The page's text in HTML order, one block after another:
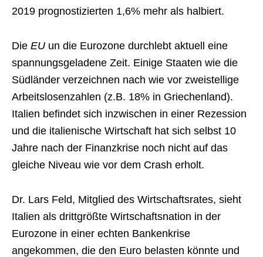
2019 prognostizierten 1,6% mehr als halbiert.
Die EU un die Eurozone durchlebt aktuell eine
spannungsgeladene Zeit. Einige Staaten wie die
Südländer verzeichnen nach wie vor zweistellige
Arbeitslosenzahlen (z.B. 18% in Griechenland).
Italien befindet sich inzwischen in einer Rezession
und die italienische Wirtschaft hat sich selbst 10
Jahre nach der Finanzkrise noch nicht auf das
gleiche Niveau wie vor dem Crash erholt.
Dr. Lars Feld, Mitglied des Wirtschaftsrates, sieht
Italien als drittgrößte Wirtschaftsnation in der
Eurozone in einer echten Bankenkrise
angekommen, die den Euro belasten könnte und